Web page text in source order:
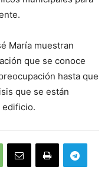
María muestran
que se conoce
hasta que
que se están
edificio.